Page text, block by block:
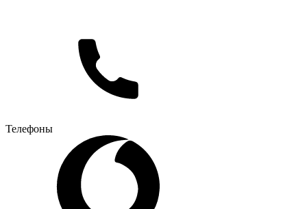
Телефоны